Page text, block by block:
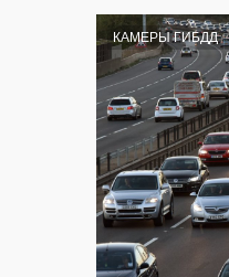
КАМЕРЫ ГИБДД